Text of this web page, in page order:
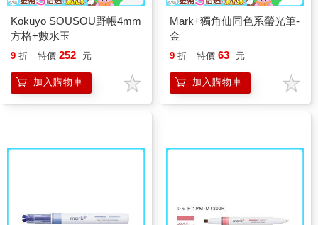
Kokuyo SOUSOU野帳4mm
方格+數水玉
9 折 特價 252 元
加入購物車
Mark+獨角仙同色系螢光筆-
金
9 折 特價 63 元
加入購物車